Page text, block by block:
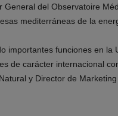
del Observatoire
mediterráneas de la
importantes funciones en la
de carácter internacional
y Director de